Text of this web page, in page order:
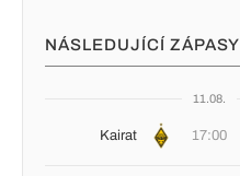
NÁSLEDUJÍCÍ ZÁPASY
11.08.
Kairat 17:00